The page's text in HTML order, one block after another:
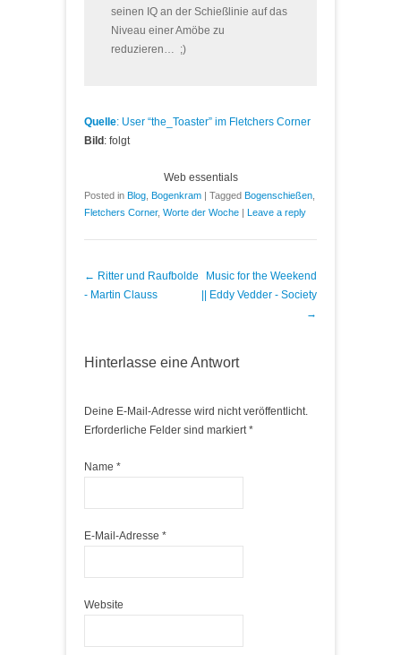
seinen IQ an der Schießlinie auf das
Niveau einer Amöbe zu
reduzieren… ;)
Quelle: User “the_Toaster” im Fletchers Corner
Bild : folgt
Web essentials
Posted in Blog Bogenkram | Tagged Bogenschießen
Fletchers Corner, Worte der Woche | Leave a reply
Post navigation
← Ritter und Raufbolde
- Martin Clauss
Music for the Weekend
|| Eddy Vedder - Society
→
Hinterlasse eine Antwort
Deine E-Mail-Adresse wird nicht veröffentlicht.
Erforderliche Felder sind markiert*
Name *
E-Mail-Adresse *
Website